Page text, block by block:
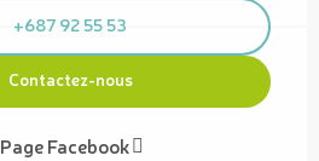
+687 92 55 53
Contactez-nous
Page Facebook